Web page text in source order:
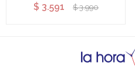
$ 3.591 $ 3.990